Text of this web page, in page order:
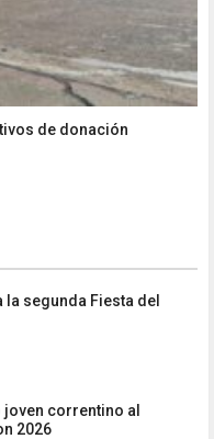
de donación
la segunda Fiesta del
correntino al
2026